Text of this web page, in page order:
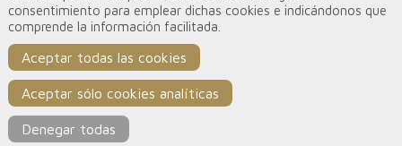
Cookies
© Palacio de Bobadilla 2026. Todos los derechos reservados |
Diseño web y programación: LuviGroup
PROYECTO DE REHABILITACIÓN DE EDIFICIO PARA USO
HOSTELERO COFINANCIADO POR EL GOBIERNO
REGIONAL DE LA JUNTA DE COMUNIDADES DE
CASTILLA-LA MANCHA Y LA UNIÓN EUROPEA A TRAVÉS
DE LOSFONDOS FEDER
consentimiento para emplear dichas cookies e indicándonos que
comprende la información facilitada.
Aceptar todas las cookies
Aceptar sólo cookies analíticas
Denegar todas